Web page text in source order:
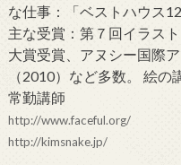
な仕事：「ベストハウス
主な受賞：第７回イラス
大賞受賞、アヌシー国際
（2010）など多数。 絵
常勤講師
http://www.faceful.org/
http://kimsnake.jp/